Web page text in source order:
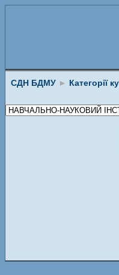
СДН БДМУ ► Категорії